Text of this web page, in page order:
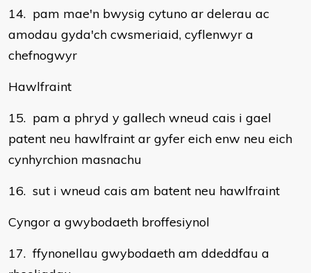
14. pam mae'n bwysig cytuno ar delerau ac
amodau gyda'ch cwsmeriaid, cyflenwyr a
chefnogwyr
Hawlfraint
15. pam a phryd y gallech wneud cais i gael
patent neu hawlfraint ar gyfer eich enw neu eich
cynhyrchion masnachu
16. sut i wneud cais am batent neu hawlfraint
Cyngor a gwybodaeth broffesiynol
17. ffynonellau gwybodaeth am ddeddfau a